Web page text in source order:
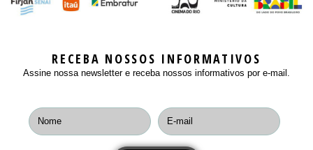
RECEBA NOSSOS INFORMATIVOS
Assine nossa newsletter e receba nossos informativos por e-mail.